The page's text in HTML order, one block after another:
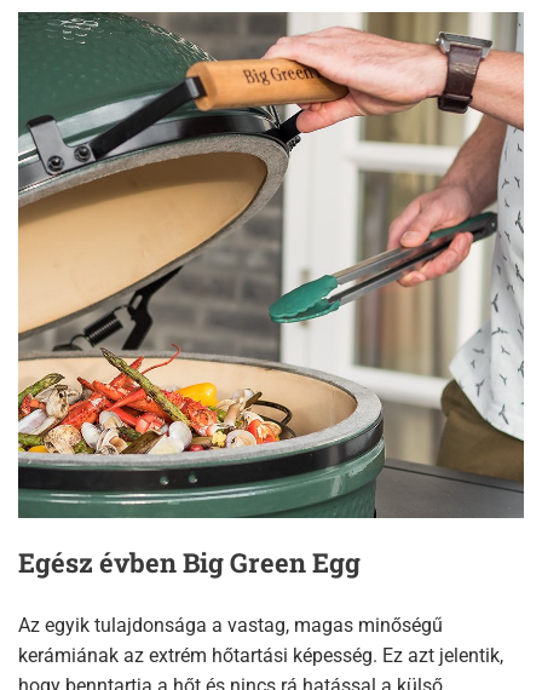
Egész évben Big Green Egg
Az egyik tulajdonsága a vastag, magas minőségű
kerámiának az extrém hőtartási képesség. Ez azt jelentik,
hogy benntartja a hőt és nincs rá hatással a külső